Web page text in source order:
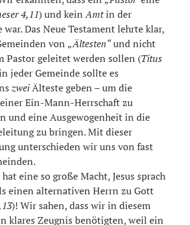
4,11) und keinAmtin der
war. Das Neue Testament lehrte klar,
von „Ältesten“und nicht
Pastor geleitet werden sollen (Titus
jeder Gemeinde sollte es
zweiÄlteste geben – um die
Ein-Mann-Herrschaft zu
und eine Ausgewogenheit in die
zu bringen. Mit dieser
unterschieden wir uns von fast
eine so große Macht, Jesus sprach
einen alternativen Herrn zu Gott
)! Wir sahen, dass wir in diesem
klares Zeugnis benötigten, weil ein